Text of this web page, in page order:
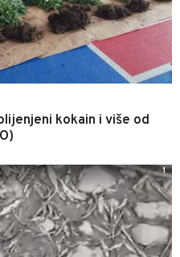
kokain i više od
1